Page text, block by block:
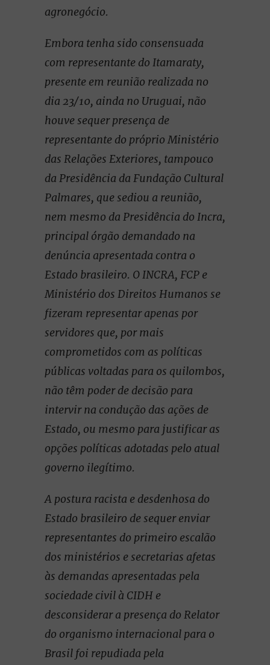
agronegócio.
Embora tenha sido consensuada
com representante do Itamaraty,
presente em reunião realizada no
dia 23/10, ainda no Uruguai, não
houve sequer presença de
representante do próprio Ministério
das Relações Exteriores, tampouco
da Presidência da Fundação Cultural
Palmares, que sediou a reunião,
nem mesmo da Presidência do Incra,
principal órgão demandado na
denúncia apresentada contra o
Estado brasileiro. O INCRA, FCP e
Ministério dos Direitos Humanos se
fizeram representar apenas por
servidores que, por mais
comprometidos com as políticas
públicas voltadas para os quilombos,
não têm poder de decisão para
intervir na condução das ações de
Estado, ou mesmo para justificar as
opções políticas adotadas pelo atual
governo ilegítimo.
A postura racista e desdenhosa do
Estado brasileiro de sequer enviar
representantes do primeiro escalão
dos ministérios e secretarias afetas
às demandas apresentadas pela
sociedade civil à CIDH e
desconsiderar a presença do Relator
do organismo internacional para o
Brasil foi repudiada pela